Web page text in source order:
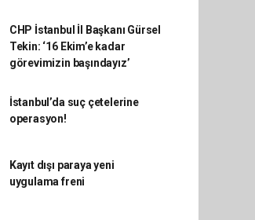
CHP İstanbul İl Başkanı Gürsel
Tekin: ‘16 Ekim’e kadar
görevimizin başındayız’
İstanbul’da suç çetelerine
operasyon!
Kayıt dışı paraya yeni
uygulama freni